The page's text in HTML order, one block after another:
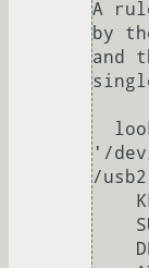
A
by
and
'/
/